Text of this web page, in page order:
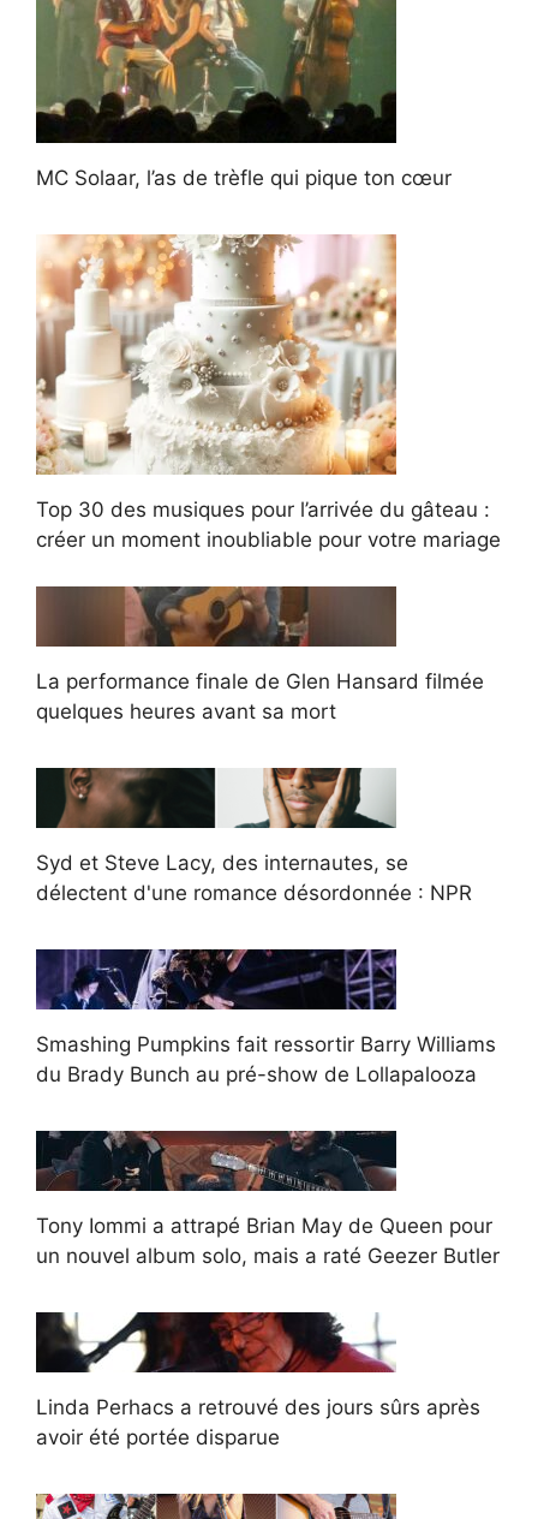
MC Solaar, l’as de trèfle qui pique ton cœur
Top 30 des musiques pour l’arrivée du gâteau :
créer un moment inoubliable pour votre mariage
La performance finale de Glen Hansard filmée
quelques heures avant sa mort
Syd et Steve Lacy, des internautes, se
délectent d'une romance désordonnée : NPR
Smashing Pumpkins fait ressortir Barry Williams
du Brady Bunch au pré-show de Lollapalooza
Tony Iommi a attrapé Brian May de Queen pour
un nouvel album solo, mais a raté Geezer Butler
Linda Perhacs a retrouvé des jours sûrs après
avoir été portée disparue